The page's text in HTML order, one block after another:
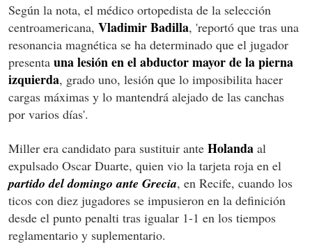
Según la nota, el médico ortopedista de la selección
centroamericana, Vladimir Badilla, 'reportó que tras una
resonancia magnética se ha determinado que el jugador
presenta una lesión en el abductor mayor de la pierna
izquierda, grado uno, lesión que lo imposibilita hacer
cargas máximas y lo mantendrá alejado de las canchas
por varios días'.
Miller era candidato para sustituir ante Holanda al
expulsado Oscar Duarte, quien vio la tarjeta roja en el
partido del domingo ante Grecia, en Recife, cuando los
ticos con diez jugadores se impusieron en la definición
desde el punto penalti tras igualar 1-1 en los tiempos
reglamentario y suplementario.